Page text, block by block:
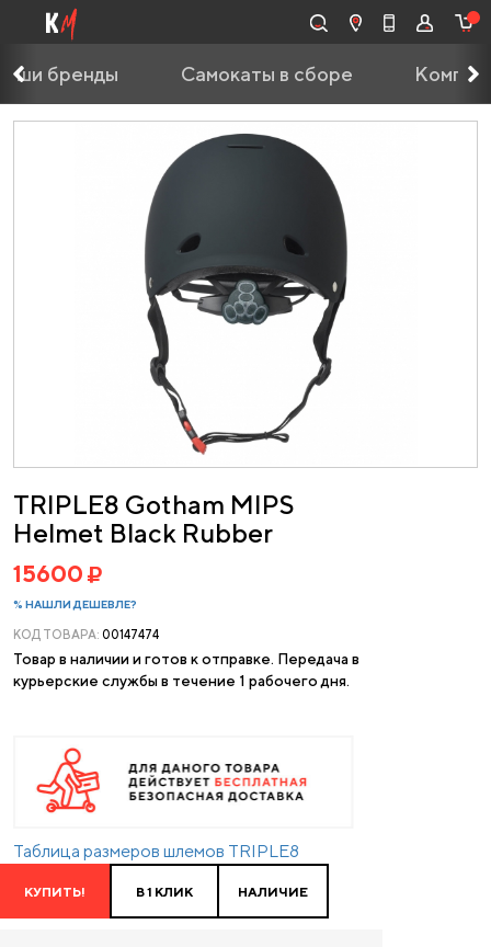
бренды Самокаты в сборе
TRIPLE8 Gotham MIPS
Helmet Black Rubber
15600
% НАШЛИ ДЕШЕВЛЕ?
КОД ТОВАРА: 00147474
Товар в наличии и готов к отправке. Передача в
курьерские службы в течение 1 рабочего дня.
Таблица размеров шлемов TRIPLE8
КУПИТЬ! В 1 КЛИК НАЛИЧИЕ